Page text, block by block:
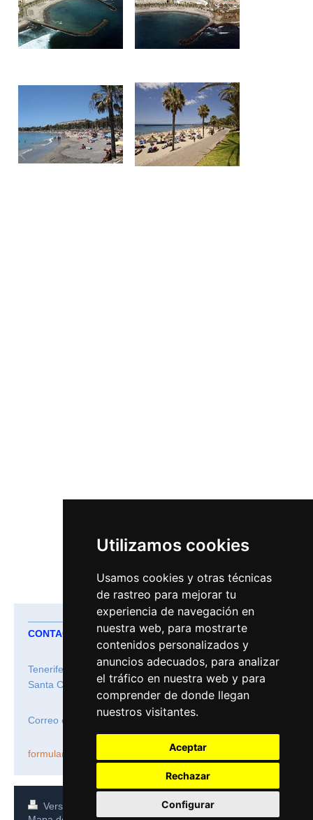
Utilizamos cookies
Usamos cookies y otras técnicas
de rastreo para mejorar tu
experiencia de navegación en
nuestra web, para mostrarte
contenidos personalizados y
anuncios adecuados, para analizar
el tráfico en nuestra web y para
comprender de donde llegan
nuestros visitantes.
Aceptar
Rechazar
Configurar
CONTACTO
Tenerife Ocio
Santa Cruz de Tenerife
Correo electrónico: info@tenerifeocio.com
formulario de contacto
Versión para imprimir